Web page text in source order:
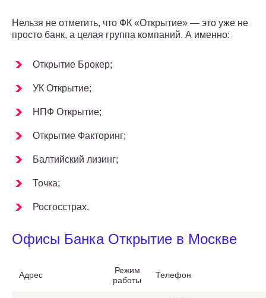
Нельзя не отметить, что ФК «Открытие» — это уже не
просто банк, а целая группа компаний. А именно:
Открытие Брокер;
УК Открытие;
НПФ Открытие;
Открытие Факторинг;
Балтийский лизинг;
Точка;
Росгосстрах.
Офисы Банка Открытие в Москве
Адрес
Режим
работы
Телефон